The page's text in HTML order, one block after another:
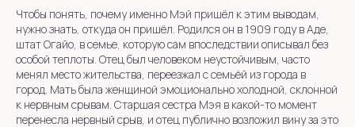
Чтобы понять, почему именно Мэй пришёл к этим выводам,
нужно знать, откуда он пришёл. Родился он в 1909 году в Аде,
штат Огайо, в семье, которую сам впоследствии описывал без
особой теплоты. Отец был человеком неустойчивым, часто
менял место жительства, переезжал с семьёй из города в
город. Мать была женщиной эмоционально холодной, склонной
к нервным срывам. Старшая сестра Мэя в какой-то момент
перенесла нервный срыв, и отец публично возложил вину за это